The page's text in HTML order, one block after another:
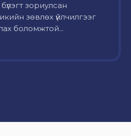
зориулсан
зөвлөх үйлчилгээг
боломжтой...